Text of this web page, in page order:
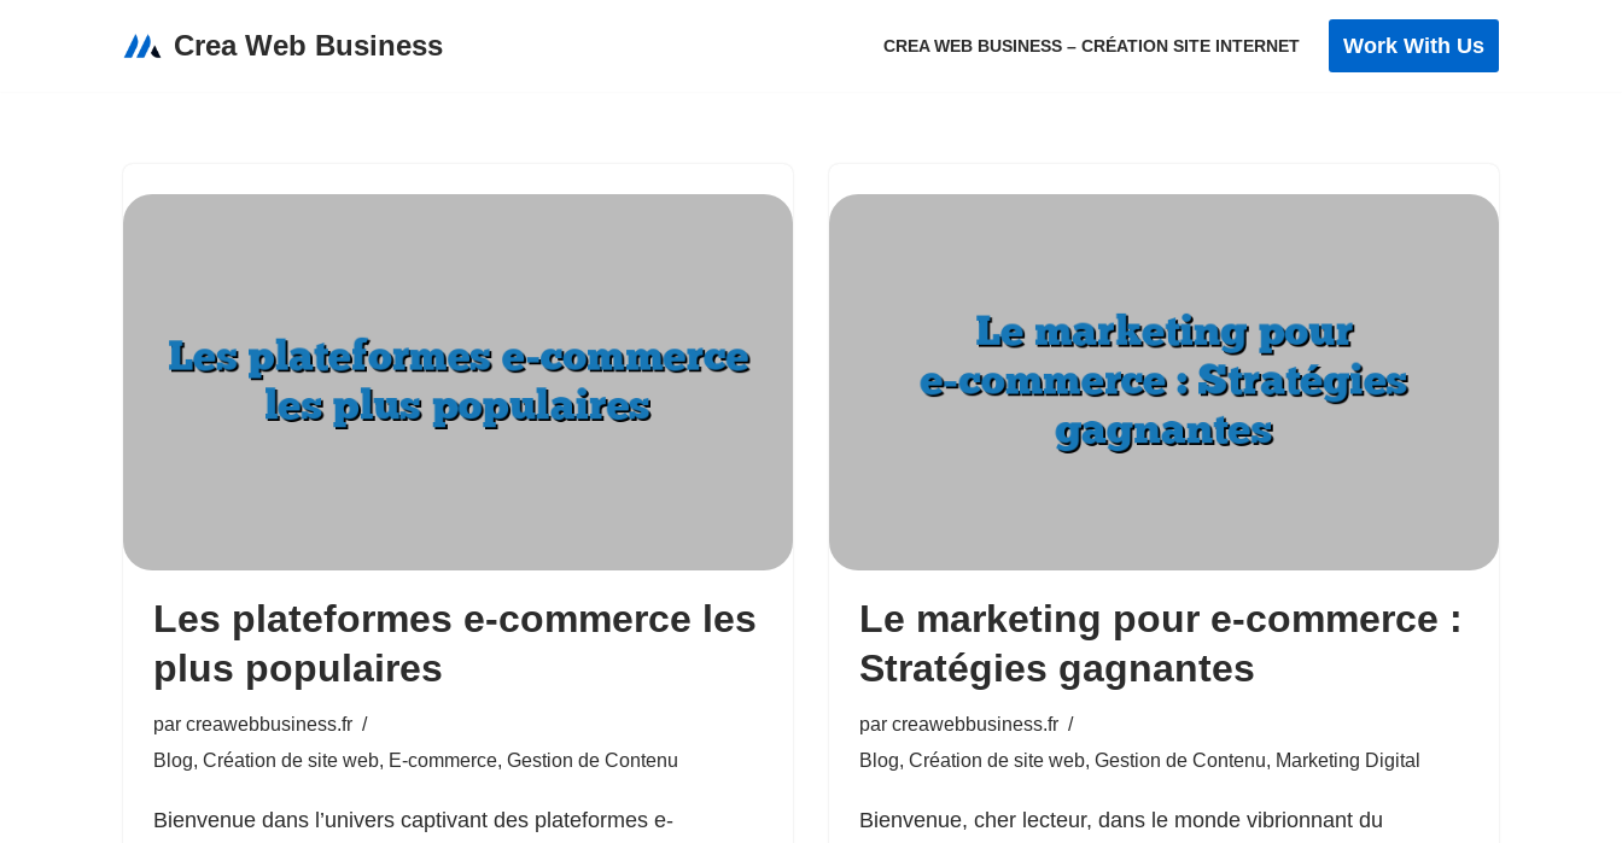
Crea Web Business CREA WEB BUSINESS – CRÉATION SITE INTERNET Work With Us
Les plateformes e-commerce les
plus populaires
par creawebbusiness.fr
Blog, Création de site web, E-commerce, Gestion de Contenu
Bienvenue dans l’univers captivant des plateformes e-
Le marketing pour e-commerce :
Stratégies gagnantes
par creawebbusiness.fr
Blog, Création de site web, Gestion de Contenu, Marketing Digital
Bienvenue, cher lecteur, dans le monde vibrionnant du